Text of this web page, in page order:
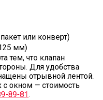
или конверт)
мм)
тем, что клапан
Для удобства
отрывной лентой.
с окном — стоимость
89-81.